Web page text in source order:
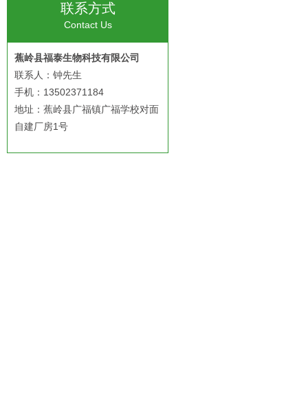
联系方式
Contact Us
蕉岭县福泰生物科技有限公司
联系人：钟先生
手机：13502371184
地址：蕉岭县广福镇广福学校对面
自建厂房1号